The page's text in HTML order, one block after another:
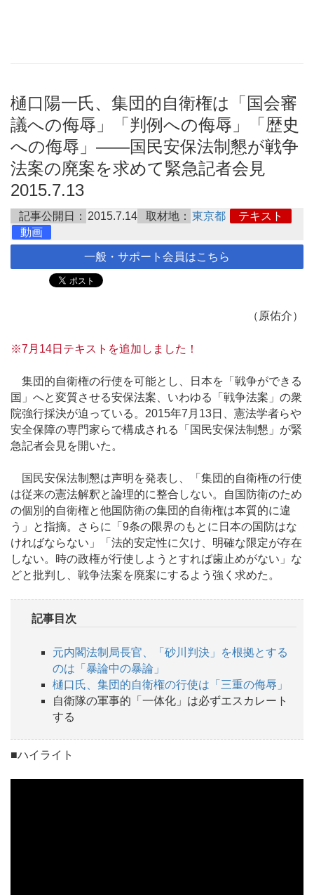
樋口陽一氏、集団的自衛権は「国会審
議への侮辱」「判例への侮辱」「歴史
への侮辱」――国民安保法制懇が戦争
法案の廃案を求めて緊急記者会見
2015.7.13
記事公開日： 2015.7.14 取材地： 東京都
テキスト
動画
一般・サポート会員はこちら
（原佑介）
※7月14日テキストを追加しました！
集団的自衛権の行使を可能とし、日本を「戦争ができる
国」へと変質させる安保法案、いわゆる「戦争法案」の衆
院強行採決が迫っている。2015年7月13日、憲法学者らや
安全保障の専門家らで構成される「国民安保法制懇」が緊
急記者会見を開いた。
国民安保法制懇は声明を発表し、「集団的自衛権の行使
は従来の憲法解釈と論理的に整合しない。自国防衛のため
の個別的自衛権と他国防衛の集団的自衛権は本質的に違
う」と指摘。さらに「9条の限界のもとに日本の国防はな
ければならない」「法的安定性に欠け、明確な限定が存在
しない。時の政権が行使しようとすれば歯止めがない」な
どと批判し、戦争法案を廃案にするよう強く求めた。
記事目次
元内閣法制局長官、「砂川判決」を根拠とする
のは「暴論中の暴論」
樋口氏、集団的自衛権の行使は「三重の侮辱」
自衛隊の軍事的「一体化」は必ずエスカレート
する
■ハイライト